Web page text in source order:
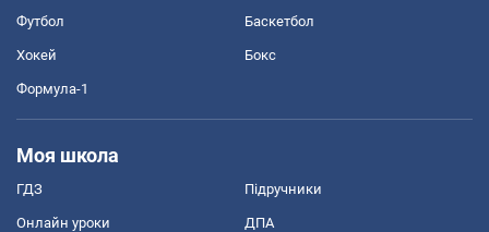
Футбол Баскетбол
Хокей Бокс
Формула-1
Моя школа
ГДЗ Підручники
Онлайн уроки ДПА